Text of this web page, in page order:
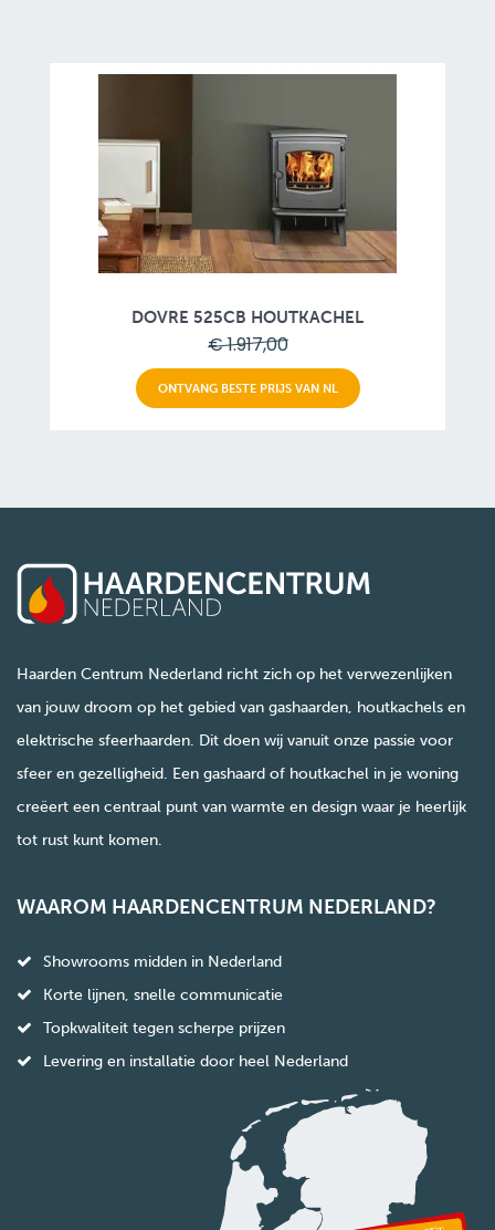
DOVRE 525CB HOUTKACHEL
€ 1.917,00
ONTVANG BESTE PRIJS VAN NL
Haarden Centrum Nederland richt zich op het verwezenlijken
van jouw droom op het gebied van gashaarden, houtkachels en
elektrische sfeerhaarden. Dit doen wij vanuit onze passie voor
sfeer en gezelligheid. Een gashaard of houtkachel in je woning
creëert een centraal punt van warmte en design waar je heerlijk
tot rust kunt komen.
WAAROM HAARDENCENTRUM NEDERLAND?
Showrooms midden in Nederland
Korte lijnen, snelle communicatie
Topkwaliteit tegen scherpe prijzen
Levering en installatie door heel Nederland